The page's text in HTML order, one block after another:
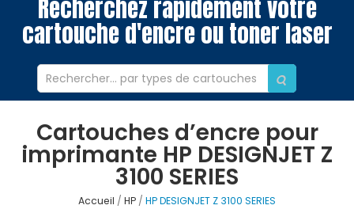
Recherchez rapidement votre
cartouche d'encre ou toner laser
Cartouches d’encre pour
imprimante HP DESIGNJET Z
3100 SERIES
Accueil HP HP DESIGNJET Z 3100 SERIES